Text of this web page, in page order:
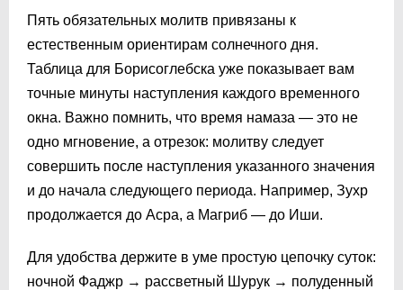
Пять обязательных молитв привязаны к
естественным ориентирам солнечного дня.
Таблица для Борисоглебска уже показывает вам
точные минуты наступления каждого временного
окна. Важно помнить, что время намаза — это не
одно мгновение, а отрезок: молитву следует
совершить после наступления указанного значения
и до начала следующего периода. Например, Зухр
продолжается до Асра, а Магриб — до Иши.
Для удобства держите в уме простую цепочку суток:
ночной Фаджр → рассветный Шурук → полуденный